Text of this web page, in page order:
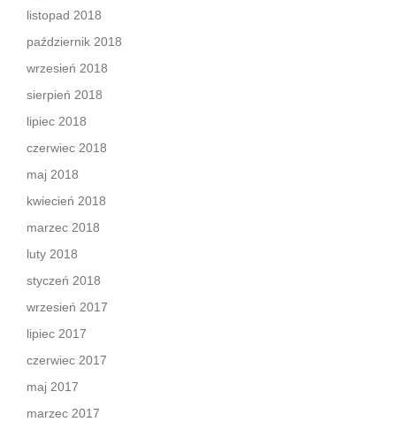
listopad 2018
październik 2018
wrzesień 2018
sierpień 2018
lipiec 2018
czerwiec 2018
maj 2018
kwiecień 2018
marzec 2018
luty 2018
styczeń 2018
wrzesień 2017
lipiec 2017
czerwiec 2017
maj 2017
marzec 2017